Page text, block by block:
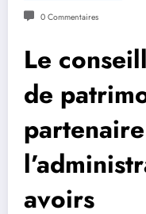
0 Commentaires
Le
de
avoirs